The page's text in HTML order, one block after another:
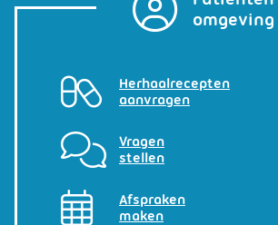
omgeving
Herhaalrecepten
aanvragen
Vragen
stellen
Afspraken
maken